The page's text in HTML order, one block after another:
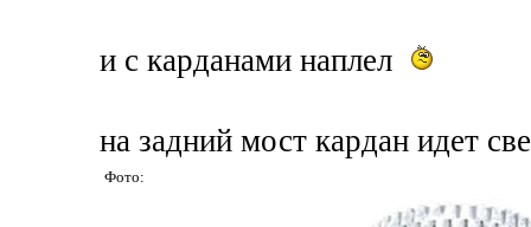
и с карданами наплел
на задний мост кардан идет
Фото: